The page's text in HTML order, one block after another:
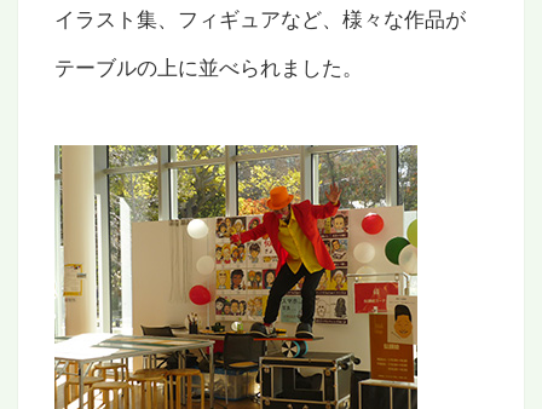
イラスト集、フィギュアなど、様々な作品が
テーブルの上に並べられました。